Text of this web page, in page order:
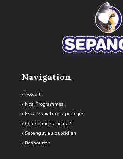
Navigation
› Accueil
› Nos Programmes
› Espaces naturels protégés
› Qui sommes-nous ?
› Sepanguy au quotidien
› Ressources